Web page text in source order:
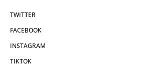
TWITTER
FACEBOOK
INSTAGRAM
TIKTOK